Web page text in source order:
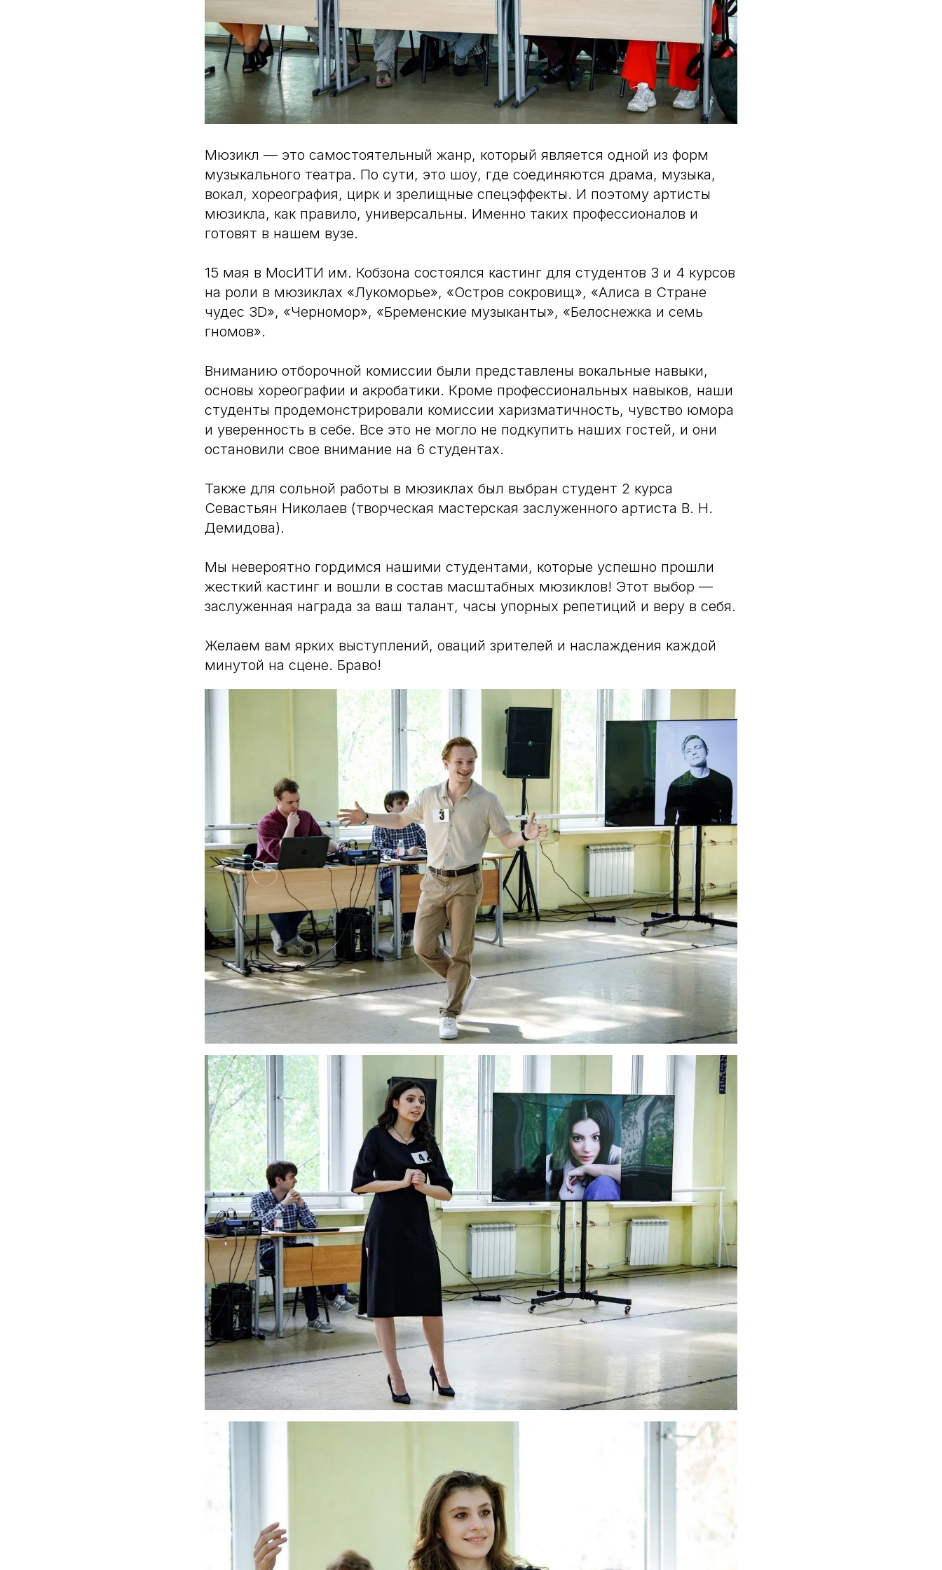
Мюзикл — это самостоятельный жанр, который является одной из форм
музыкального театра. По сути, это шоу, где соединяются драма, музыка,
вокал, хореография, цирк и зрелищные спецэффекты. И поэтому артисты
мюзикла, как правило, универсальны. Именно таких профессионалов и
готовят в нашем вузе.
15 мая в МосИТИ им. Кобзона состоялся кастинг для студентов 3 и 4 курсов
на роли в мюзиклах «Лукоморье», «Остров сокровищ», «Алиса в Стране
чудес 3D», «Черномор», «Бременские музыканты», «Белоснежка и семь
гномов».
Вниманию отборочной комиссии были представлены вокальные навыки,
основы хореографии и акробатики. Кроме профессиональных навыков, наши
студенты продемонстрировали комиссии харизматичность, чувство юмора
и уверенность в себе. Все это не могло не подкупить наших гостей, и они
остановили свое внимание на 6 студентах.
Также для сольной работы в мюзиклах был выбран студент 2 курса
Севастьян Николаев (творческая мастерская заслуженного артиста В. Н.
Демидова).
Мы невероятно гордимся нашими студентами, которые успешно прошли
жесткий кастинг и вошли в состав масштабных мюзиклов! Этот выбор —
заслуженная награда за ваш талант, часы упорных репетиций и веру в себя.
Желаем вам ярких выступлений, оваций зрителей и наслаждения каждой
минутой на сцене. Браво!